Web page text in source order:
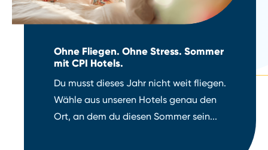
Ohne Fliegen. Ohne Stress. Sommer
mit CPI Hotels.
Du musst dieses Jahr nicht weit fliegen.
Wähle aus unseren Hotels genau den
Ort, an dem du diesen Sommer sein...